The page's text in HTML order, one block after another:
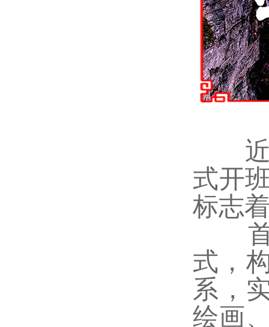
式开
标志
首
式，
系，
绘画